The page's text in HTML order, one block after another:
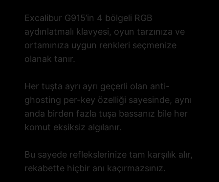
Excalibur G915’in 4 bölgeli RGB
aydınlatmalı klavyesi, oyun tarzınıza ve
ortamınıza uygun renkleri seçmenize
olanak tanır.
Her tuşta ayrı ayrı geçerli olan anti-
ghosting per-key özelliği sayesinde, aynı
anda birden fazla tuşa bassanız bile her
komut eksiksiz algılanır.
Bu sayede reflekslerinize tam karşılık alır,
rekabette hiçbir anı kaçırmazsınız.